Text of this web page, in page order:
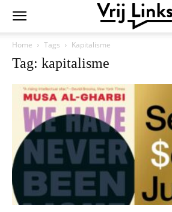
Home Tags Kapitalisme
Tag: kapitalisme